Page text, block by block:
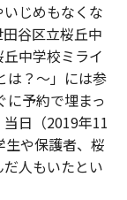
いじめもなくな
谷区立桜丘中
中学校ミライ
は？〜」には参
に予約で埋まっ
日（2019年11
や保護者、桜
人もいたとい